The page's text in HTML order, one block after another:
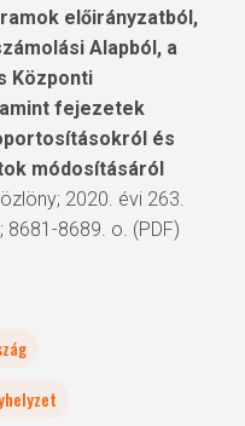
előirányzatból,
Alapból, a
Központi
fejezetek
és
módosításáról
2020. évi 263.
8689. o. (PDF)